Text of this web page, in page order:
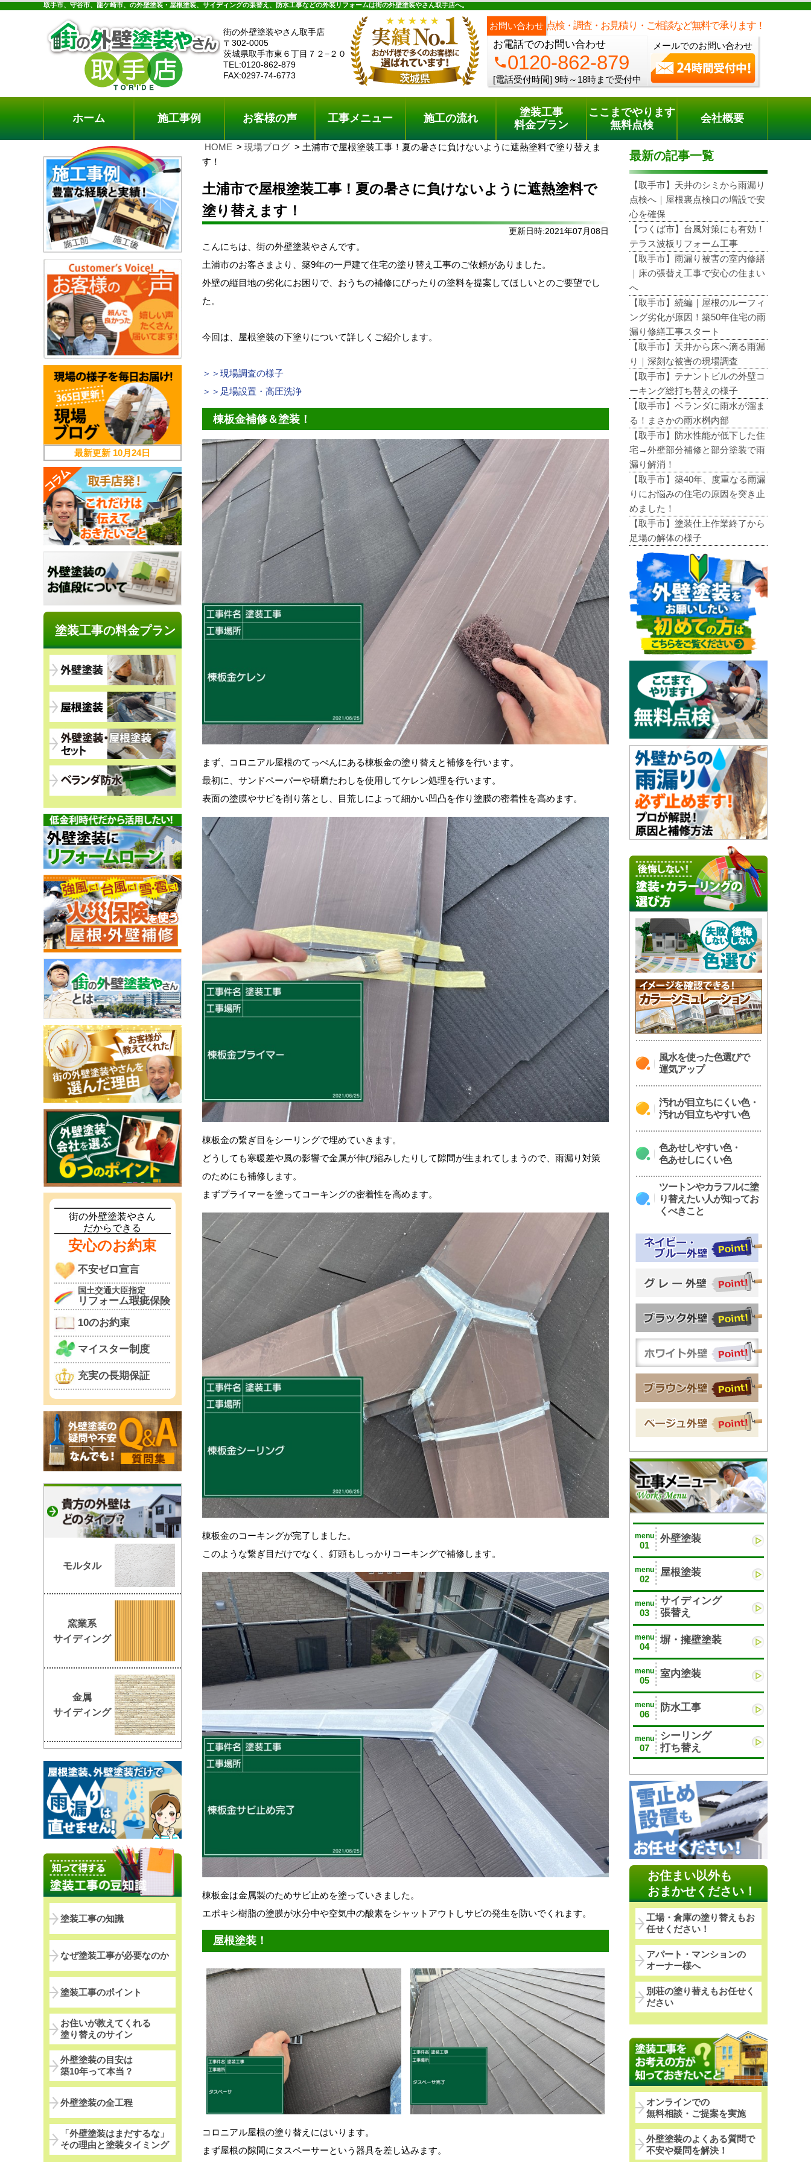
取手市、守谷市、龍ケ崎市、の外壁塗装・屋根塗装、サイディングの張替え、防水工事などの外装リフォームは街の外壁塗装やさん取手店へ。
街の外壁塗装やさん取手店
〒302-0005
茨城県取手市東６丁目７２−２０
TEL:0120-862-879
FAX:0297-74-6773
お問い合わせ 点検・調査・お見積り・ご相談など無料で承ります！
お電話でのお問い合わせ
phone0120-862-879
[電話受付時間] 9時～18時まで受付中
メールでのお問い合わせ
料金プラン 無料点検
電話でのご相談 [9時～18時まで受付中]
phone0120-862-879
ホーム 施工事例 お客様の声 工事メニュー 施工の流れ
塗装工事
料金プラン
ここまでやります
無料点検
会社概要
HOME 現場ブログ
土浦市で屋根塗装工事！夏の暑さに負けないように遮熱塗料で塗り替えま
す！
土浦市で屋根塗装工事！夏の暑さに負けないように遮熱塗料で
塗り替えます！
更新日時:2021年07月08日
こんにちは、街の外壁塗装やさんです。
土浦市のお客さまより、築9年の一戸建て住宅の塗り替え工事のご依頼がありました。
外壁の縦目地の劣化にお困りで、おうちの補修にぴったりの塗料を提案してほしいとのご要望でし
た。
今回は、屋根塗装の下塗りについて詳しくご紹介します。
＞＞現場調査の様子
＞＞足場設置・高圧洗浄
棟板金補修＆塗装！
まず、コロニアル屋根のてっぺんにある棟板金の塗り替えと補修を行います。
最初に、サンドペーパーや研磨たわしを使用してケレン処理を行います。
表面の塗膜やサビを削り落とし、目荒しによって細かい凹凸を作り塗膜の密着性を高めます。
棟板金の繋ぎ目をシーリングで埋めていきます。
どうしても寒暖差や風の影響で金属が伸び縮みしたりして隙間が生まれてしまうので、雨漏り対策
のためにも補修します。
まずプライマーを塗ってコーキングの密着性を高めます。
棟板金のコーキングが完了しました。
このような繋ぎ目だけでなく、釘頭もしっかりコーキングで補修します。
棟板金は金属製のためサビ止めを塗っていきました。
エポキシ樹脂の塗膜が水分中や空気中の酸素をシャットアウトしサビの発生を防いでくれます。
屋根塗装！
コロニアル屋根の塗り替えにはいります。
まず屋根の隙間にタスペーサーという器具を差し込みます。
最新の記事一覧
【取手市】天井のシミから雨漏り
点検へ｜屋根裏点検口の増設で安
心を確保
【つくば市】台風対策にも有効！
テラス波板リフォーム工事
【取手市】雨漏り被害の室内修繕
｜床の張替え工事で安心の住まい
へ
【取手市】続編｜屋根のルーフィ
ング劣化が原因！築50年住宅の雨
漏り修繕工事スタート
【取手市】天井から床へ滴る雨漏
り｜深刻な被害の現場調査
【取手市】テナントビルの外壁コ
ーキング総打ち替えの様子
【取手市】ベランダに雨水が溜ま
る！まさかの雨水桝内部
【取手市】防水性能が低下した住
宅→外壁部分補修と部分塗装で雨
漏り解消！
【取手市】築40年、度重なる雨漏
りにお悩みの住宅の原因を突き止
めました！
【取手市】塗装仕上作業終了から
足場の解体の様子
風水を使った色選びで
運気アップ
汚れが目立ちにくい色・
汚れが目立ちやすい色
色あせしやすい色・
色あせしにくい色
ツートンやカラフルに塗
り替えたい人が知ってお
くべきこと
menu
01
外壁塗装
menu
02
屋根塗装
menu
03
サイディング
張替え
menu
04
塀・擁壁塗装
menu
05
室内塗装
menu
06
防水工事
menu
07
シーリング
打ち替え
お住まい以外も
おまかせください！
工場・倉庫の塗り替えもお
任せください！
アパート・マンションの
オーナー様へ
別荘の塗り替えもお任せく
ださい
オンラインでの
無料相談・ご提案を実施
外壁塗装のよくある質問で
不安や疑問を解決！
最新更新 10月24日
塗装工事の料金プラン
街の外壁塗装やさん
だからできる
安心のお約束
不安ゼロ宣言
国土交通大臣指定
リフォーム瑕疵保険
10のお約束
マイスター制度
充実の長期保証
モルタル
窯業系
サイディング
金属
サイディング
塗装工事の知識
なぜ塗装工事が必要なのか
塗装工事のポイント
お住いが教えてくれる
塗り替えのサイン
外壁塗装の目安は
築10年って本当？
外壁塗装の全工程
「外壁塗装はまだするな」
その理由と塗装タイミング